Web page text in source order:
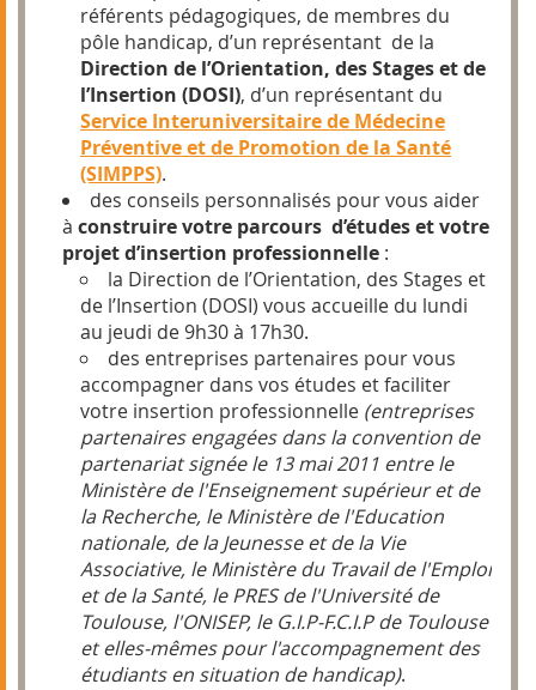
référents pédagogiques, de membres du
pôle handicap, d’un représentant de la
Direction de l’Orientation, des Stages et de
l’Insertion (DOSI), d’un représentant du
Service Interuniversitaire de Médecine
Préventive et de Promotion de la Santé
(SIMPPS).
des conseils personnalisés pour vous aider
à construire votre parcours d’études et votre
projet d’insertion professionnelle :
la Direction de l’Orientation, des Stages et
de l’Insertion (DOSI) vous accueille du lundi
au jeudi de 9h30 à 17h30.
des entreprises partenaires pour vous
accompagner dans vos études et faciliter
votre insertion professionnelle (entreprises
partenaires engagées dans la convention de
partenariat signée le 13 mai 2011 entre le
Ministère de l'Enseignement supérieur et de
la Recherche, le Ministère de l'Education
nationale, de la Jeunesse et de la Vie
Associative, le Ministère du Travail de l'Emploi
et de la Santé, le PRES de l'Université de
Toulouse, l'ONISEP, le G.I.P-F.C.I.P de Toulouse
et elles-mêmes pour l'accompagnement des
étudiants en situation de handicap).